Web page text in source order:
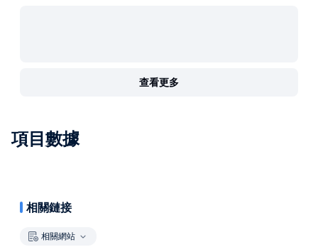
查看更多
項目數據
相關鏈接
相關網站